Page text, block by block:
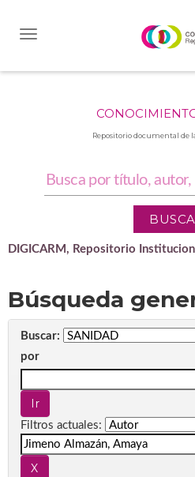
Repositorio documental de
DIGICARM, Repositorio
Búsqueda
Buscar:
por
Filtros actuales: